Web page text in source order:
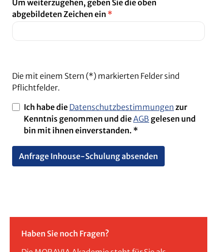
Um weiterzugehen, geben Sie die oben
abgebildeten Zeichen ein *
Die mit einem Stern (*) markierten Felder sind
Pflichtfelder.
Ich habe die Datenschutzbestimmungen zur
Kenntnis genommen und dieAGB gelesen und
bin mit ihnen einverstanden. *
Anfrage Inhouse-Schulung absenden
Haben Sie noch Fragen?